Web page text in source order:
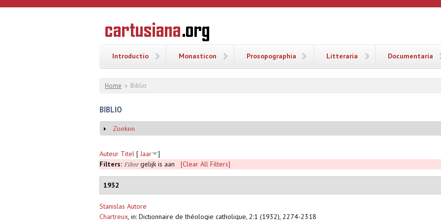
Overslaan en naar de inhoud gaan
CARTUSIANA
Geschiedenis
van de
Introductio Monasticon Prosopographia Litteraria Documentaria
U bent hier
Home » Biblio
BIBLIO
Weergeven
Zoeken
Auteur Titel [ Jaar
]
Filters: Filtergelijk is aan [Clear All Filters]
1932
Stanislas Autore
Chartreux, in: Dictionnaire de théologie catholique, 2:1 (1932), 2274-2318